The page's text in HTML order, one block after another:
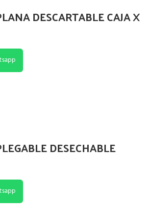
DESCARTABLE CAJA X
DESECHABLE